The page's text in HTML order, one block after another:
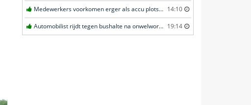
Medewerkers voorkomen erger als accu plots in brand vliegt in Amersfoort 14:10
Automobilist rijdt tegen bushalte na onwelwording in Amsterdam 19:14